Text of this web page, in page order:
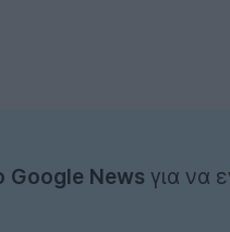
Google News για να